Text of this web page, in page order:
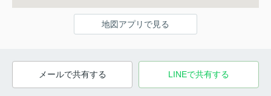
地図アプリで見る
メールで共有する LINEで共有する